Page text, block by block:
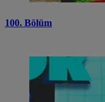
100. Bölüm